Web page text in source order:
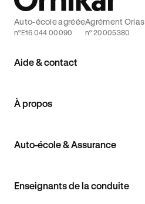
Aide & contact
À propos
Auto-école & Assurance
Enseignants de la conduite
Auto-école agréée
n°E16 044 00090
Agrément Orias
n° 20005380